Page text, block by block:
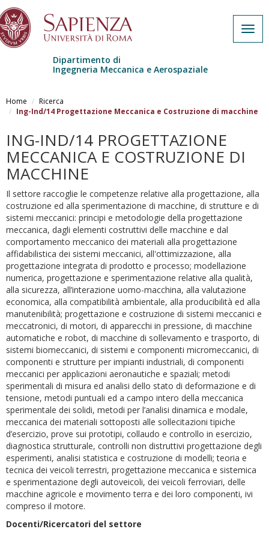
Dipartimento di
Ingegneria Meccanica e Aerospaziale
Home
Ricerca
Ing-Ind/14 Progettazione Meccanica e Costruzione di macchine
ING-IND/14 PROGETTAZIONE
MECCANICA E COSTRUZIONE DI
MACCHINE
Il settore raccoglie le competenze relative alla progettazione, alla
costruzione ed alla sperimentazione di macchine, di strutture e di
sistemi meccanici: principi e metodologie della progettazione
meccanica, dagli elementi costruttivi delle macchine e dal
comportamento meccanico dei materiali alla progettazione
affidabilistica dei sistemi meccanici, all'ottimizzazione, alla
progettazione integrata di prodotto e processo; modellazione
numerica, progettazione e sperimentazione relative alla qualità,
alla sicurezza, all’interazione uomo-macchina, alla valutazione
economica, alla compatibilità ambientale, alla producibilità ed alla
manutenibilità; progettazione e costruzione di sistemi meccanici e
meccatronici, di motori, di apparecchi in pressione, di macchine
automatiche e robot, di macchine di sollevamento e trasporto, di
sistemi biomeccanici, di sistemi e componenti micromeccanici, di
componenti e strutture per impianti industriali, di componenti
meccanici per applicazioni aeronautiche e spaziali; metodi
sperimentali di misura ed analisi dello stato di deformazione e di
tensione, metodi puntuali ed a campo intero della meccanica
sperimentale dei solidi, metodi per l’analisi dinamica e modale,
meccanica dei materiali sottoposti alle sollecitazioni tipiche
d’esercizio, prove sui prototipi, collaudo e controllo in esercizio,
diagnostica strutturale, controlli non distruttivi progettazione degli
esperimenti, analisi statistica e costruzione di modelli; teoria e
tecnica dei veicoli terrestri, progettazione meccanica e sistemica
e sperimentazione degli autoveicoli, dei veicoli ferroviari, delle
macchine agricole e movimento terra e dei loro componenti, ivi
compreso il motore.
Docenti/Ricercatori del settore